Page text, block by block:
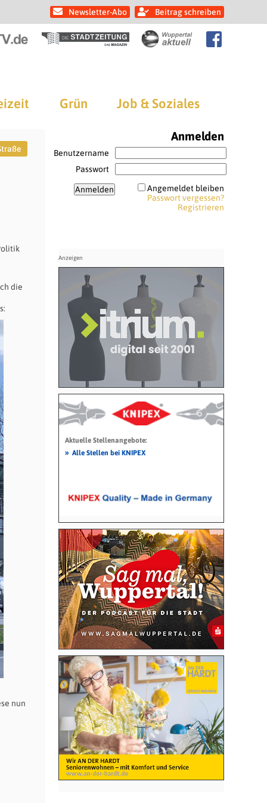
Newsletter-Abo Beitrag schreiben
Grün Job & Soziales
die
nun
Anmelden
Benutzername
Passwort
Angemeldet bleiben
Passwort vergessen?
Registrieren
Aktuelle Stellenangebote:
» Alle Stellen bei KNIPEX